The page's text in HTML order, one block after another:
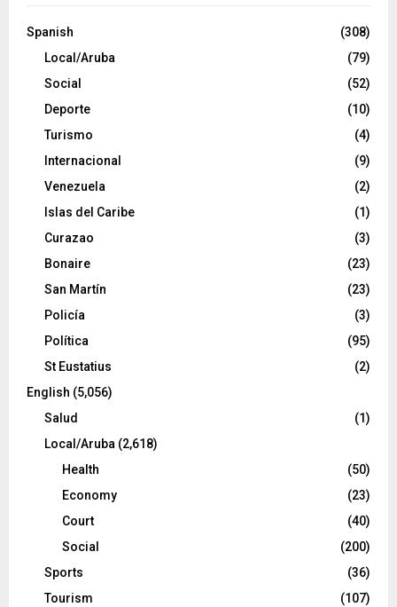
Spanish
(308)
Local/Aruba
(79)
Social
(52)
Deporte
(10)
Turismo
(4)
Internacional
(9)
Venezuela
(2)
Islas del Caribe
(1)
Curazao
(3)
Bonaire
(23)
San Martín
(23)
Policía
(3)
Política
(95)
St Eustatius
(2)
English (5,056)
Salud
(1)
Local/Aruba (2,618)
Health
(50)
Economy
(23)
Court
(40)
Social
(200)
Sports
(36)
Tourism
(107)